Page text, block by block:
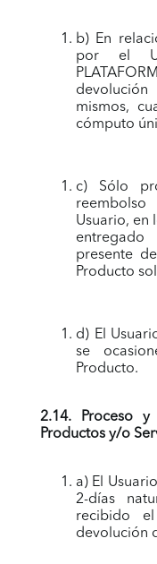
b) En
por el
mismos,
cómputo
c) Sólo
Usuario, en
presente
Producto
d) El
se
Producto.
2.14. Proceso
Productos y/o
a) El
2-días
recibido
devolución